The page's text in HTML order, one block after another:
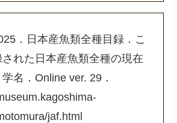
．日本産魚類全種目録．こ
れた日本産魚類全種の現在
名．Online ver. 29．
jaf.html